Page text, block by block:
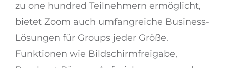
zu one hundred Teilnehmern ermöglicht,
bietet Zoom auch umfangreiche Business-
Lösungen für Groups jeder Größe.
Funktionen wie Bildschirmfreigabe,